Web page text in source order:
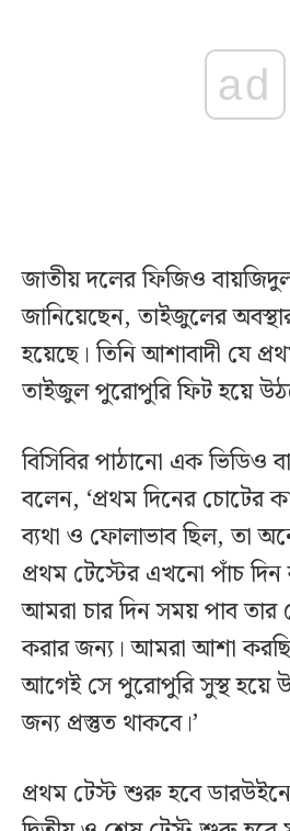
ad
জাতীয় দলের ফিজিও
জানিয়েছেন, তাইজুলের
হয়েছে। তিনি আশাবাদী যে
তাইজুল পুরোপুরি ফিট হয়ে
বিসিবির পাঠানো এক ভিডিও
বলেন, ‘প্রথম দিনের চোটের
ব্যথা ও ফোলাভাব ছিল, তা
প্রথম টেস্টের এখনো পাঁচ
আমরা চার দিন সময় পাব
করার জন্য। আমরা আশা
আগেই সে পুরোপুরি সুস্থ হয়ে
জন্য প্রস্তুত থাকবে।’
প্রথম টেস্ট শুরু হবে